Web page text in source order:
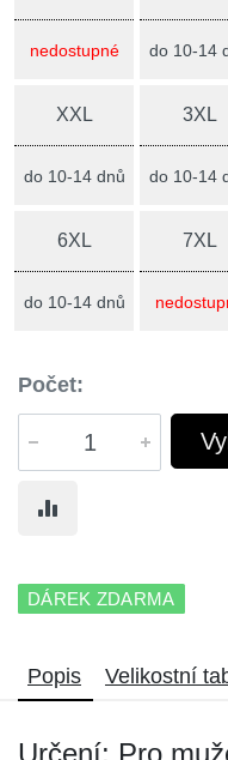
nedostupné do 10-14
XXL
do 10-14 dnů
3XL
do 10-14
6XL
do 10-14 dnů
7XL
Počet:
DÁREK ZDARMA
Popis Velikostní
Určení: Pro